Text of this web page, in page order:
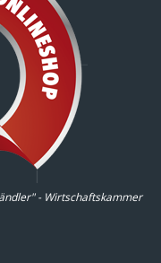
- Wirtschaftskammer